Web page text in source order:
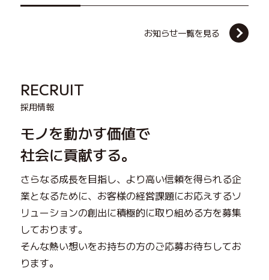
お知らせ一覧を見る
RECRUIT
採用情報
モノを動かす価値で
社会に貢献する。
さらなる成長を目指し、より高い信頼を得られる企
業となるために、お客様の経営課題にお応えするソ
リューションの創出に積極的に取り組める方を募集
しております。
そんな熱い想いをお持ちの方のご応募お待ちしてお
ります。